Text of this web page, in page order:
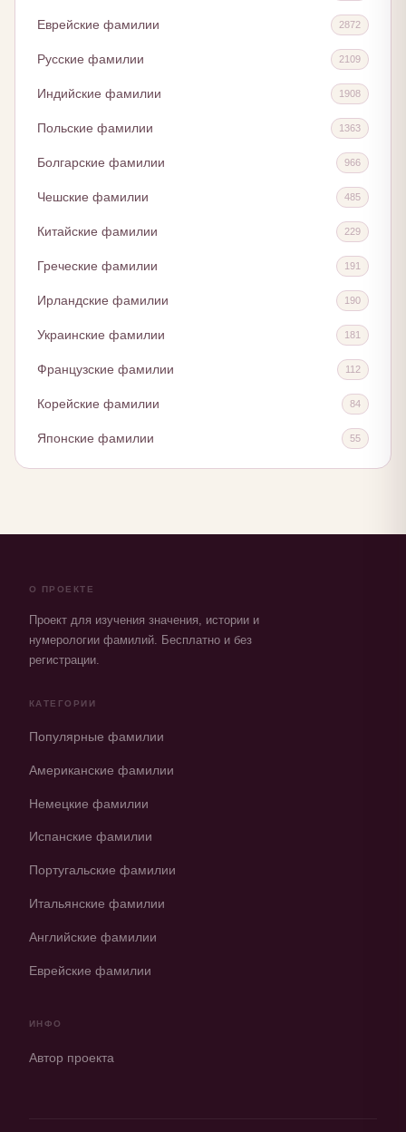
Еврейские фамилии 2872
Русские фамилии 2109
Индийские фамилии 1908
Польские фамилии 1363
Болгарские фамилии 966
Чешские фамилии 485
Китайские фамилии 229
Греческие фамилии 191
Ирландские фамилии 190
Украинские фамилии 181
Французские фамилии 112
Корейские фамилии 84
Японские фамилии 55
О ПРОЕКТЕ
Проект для изучения значения, истории и
нумерологии фамилий. Бесплатно и без
регистрации.
КАТЕГОРИИ
Популярные фамилии
Американские фамилии
Немецкие фамилии
Испанские фамилии
Португальские фамилии
Итальянские фамилии
Английские фамилии
Еврейские фамилии
ИНФО
Автор проекта